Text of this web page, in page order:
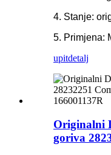
4. Stanje:
5. Primjena:
upitdetalj
Originalni
goriva